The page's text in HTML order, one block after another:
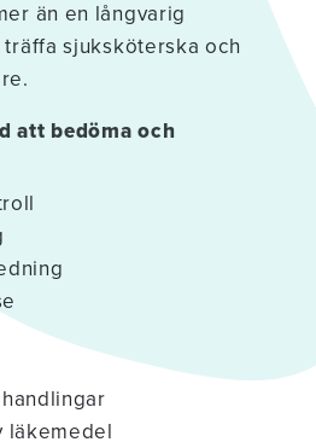
än en långvarig
sjuksköterska och
att bedöma och
läkemedel